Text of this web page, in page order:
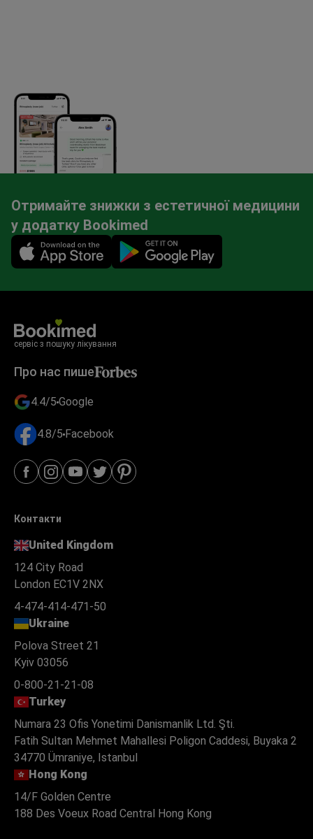
Отримайте знижки з естетичної медицини
у додатку Bookimed
Mobile app illustration
сервіс з пошуку лікування
Про нас пише
4.4/5 Google
4.8/5 Facebook
Контакти
United Kingdom
124 City Road
London EC1V 2NX
4-474-414-471-50
Ukraine
Polova Street 21
Kyiv 03056
0-800-21-21-08
Turkey
Numara 23 Ofis Yonetimi Danismanlik Ltd. Şti.
Fatih Sultan Mehmet Mahallesi Poligon Caddesi, Buyaka 2
34770 Ümraniye, Istanbul
Hong Kong
14/F Golden Centre
188 Des Voeux Road Central Hong Kong